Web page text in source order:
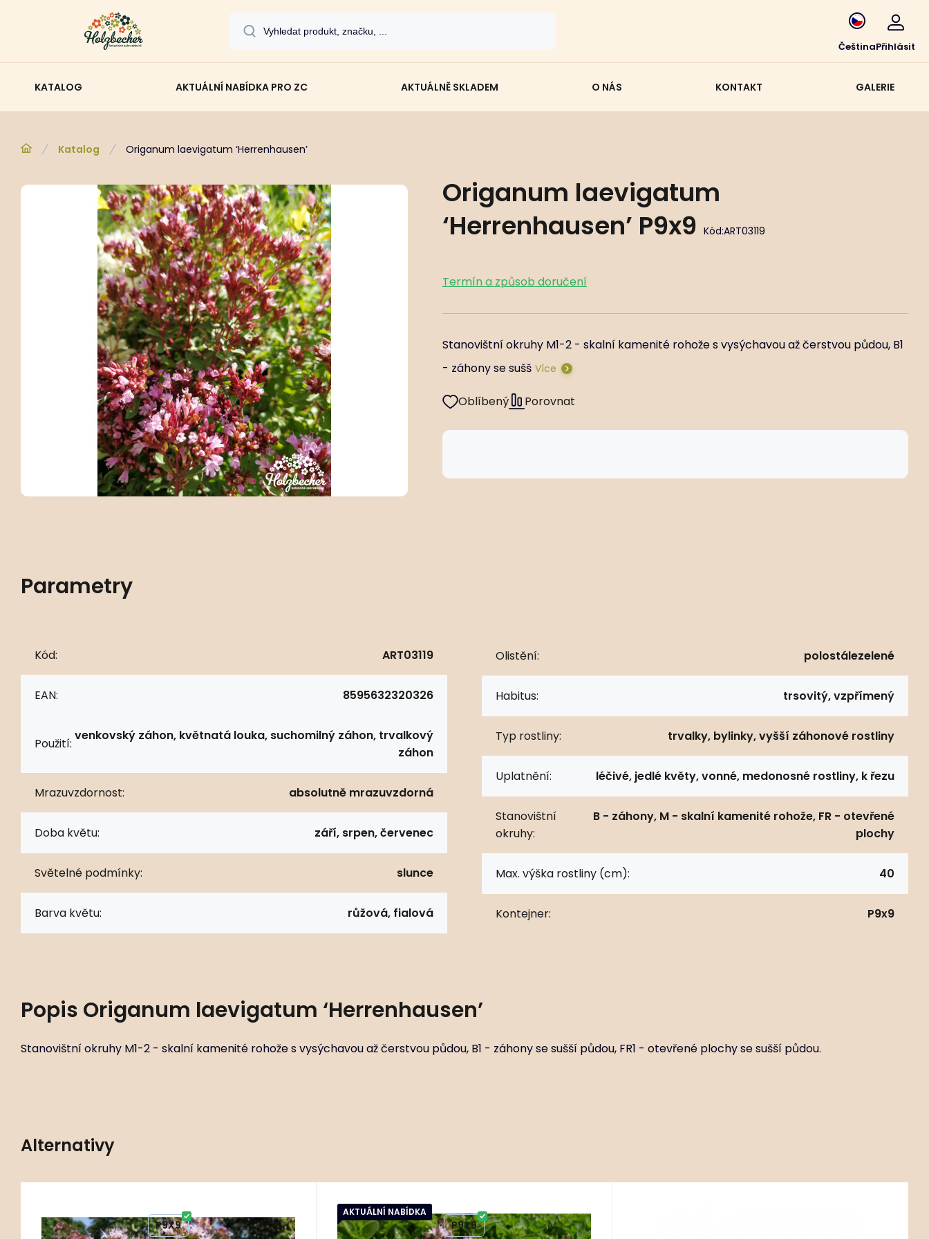
ČeštinaPřihlásit
KATALOG AKTUÁLNÍ NABÍDKA PRO ZC AKTUÁLNĚ SKLADEM O NÁS KONTAKT GALERIE
Katalog Origanum laevigatum ‘Herrenhausen’
Origanum laevigatum
‘Herrenhausen’ P9x9 Kód:ART03119
Termín a způsob doručení
Stanovištní okruhy M1-2 - skalní kamenité rohože s vysýchavou až čerstvou půdou, B1
- záhony se sušš Více
Oblíbený Porovnat
Parametry
Kód: ART03119
EAN: 8595632320326
Použití:
venkovský záhon, květnatá louka, suchomilný záhon, trvalkový
záhon
Mrazuvzdornost: absolutně mrazuvzdorná
Doba květu: září, srpen, červenec
Světelné podmínky: slunce
Barva květu: růžová, fialová
Olistění: polostálezelené
Habitus: trsovitý, vzpřímený
Typ rostliny: trvalky, bylinky, vyšší záhonové rostliny
Uplatnění: léčivé, jedlé květy, vonné, medonosné rostliny, k řezu
Stanovištní
okruhy:
B - záhony, M - skalní kamenité rohože, FR - otevřené
plochy
Max. výška rostliny (cm): 40
Kontejner: P9x9
Popis Origanum laevigatum ‘Herrenhausen’
Stanovištní okruhy M1-2 - skalní kamenité rohože s vysýchavou až čerstvou půdou, B1 - záhony se sušší půdou, FR1 - otevřené plochy se sušší půdou.
Alternativy
Origanum vulgare
Kód:ART00514
P9X9
AKTUÁLNÍ NABÍDKA
Origanum vulgare ‘Compactum’
Kód:ART00515
1779 ks
P9X9